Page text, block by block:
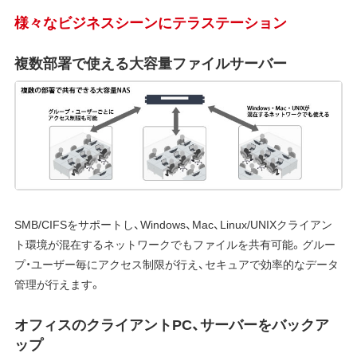
様々なビジネスシーンにテラステーション
複数部署で使える大容量ファイルサーバー
SMB/CIFSをサポートし、Windows、Mac、Linux/UNIXクライアン
ト環境が混在するネットワークでもファイルを共有可能。グルー
プ・ユーザー毎にアクセス制限が行え、セキュアで効率的なデータ
管理が行えます。
オフィスのクライアントPC、サーバーをバックア
ップ